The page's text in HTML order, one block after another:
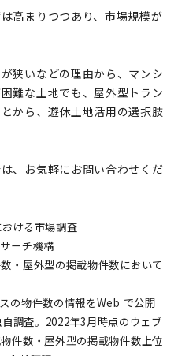
高まりつつあり、市場規模が
狭いなどの理由から、マンシ
難な土地でも、屋外型トラン
から、遊休土地活用の選択肢
、お気軽にお問い合わせくだ
ける市場調査
ーチ機構
・屋外型の掲載物件数において
の物件数の情報をWeb で公開
調査。2022年3月時点のウェブ
件数・屋外型の掲載物件数上位